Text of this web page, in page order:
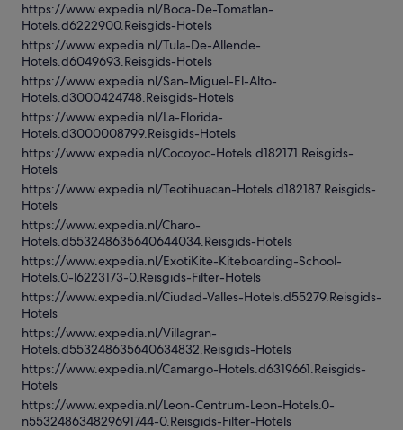
https://www.expedia.nl/Boca-De-Tomatlan-
Hotels.d6222900.Reisgids-Hotels
https://www.expedia.nl/Tula-De-Allende-
Hotels.d6049693.Reisgids-Hotels
https://www.expedia.nl/San-Miguel-El-Alto-
Hotels.d3000424748.Reisgids-Hotels
https://www.expedia.nl/La-Florida-
Hotels.d3000008799.Reisgids-Hotels
https://www.expedia.nl/Cocoyoc-Hotels.d182171.Reisgids-
Hotels
https://www.expedia.nl/Teotihuacan-Hotels.d182187.Reisgids-
Hotels
https://www.expedia.nl/Charo-
Hotels.d553248635640644034.Reisgids-Hotels
https://www.expedia.nl/ExotiKite-Kiteboarding-School-
Hotels.0-l6223173-0.Reisgids-Filter-Hotels
https://www.expedia.nl/Ciudad-Valles-Hotels.d55279.Reisgids-
Hotels
https://www.expedia.nl/Villagran-
Hotels.d553248635640634832.Reisgids-Hotels
https://www.expedia.nl/Camargo-Hotels.d6319661.Reisgids-
Hotels
https://www.expedia.nl/Leon-Centrum-Leon-Hotels.0-
n553248634829691744-0.Reisgids-Filter-Hotels